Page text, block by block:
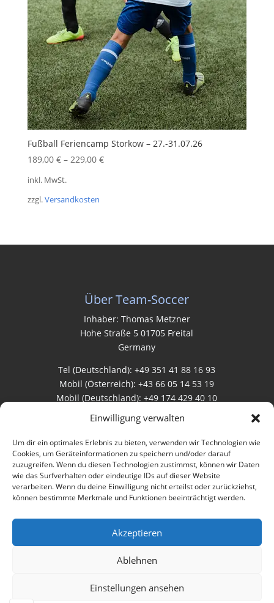
Einwilligung verwalten
Um dir ein optimales Erlebnis zu bieten, verwenden wir Technologien wie
Cookies, um Geräteinformationen zu speichern und/oder darauf
zuzugreifen. Wenn du diesen Technologien zustimmst, können wir Daten
wie das Surfverhalten oder eindeutige IDs auf dieser Website
verarbeiten. Wenn du deine Einwilligung nicht erteilst oder zurückziehst,
können bestimmte Merkmale und Funktionen beeinträchtigt werden.
Akzeptieren
Ablehnen
Einstellungen ansehen
Fußball Feriencamp Storkow – 27.-31.07.26
189,00 €– 229,00 €
inkl. MwSt.
zzgl.Versandkosten
Über Team-Soccer
Inhaber: Thomas Metzner
Hohe Straße 5 01705 Freital
Germany
Tel (Deutschland): +49 351 41 88 16 93
Mobil (Österreich): +43 66 05 14 53 19
Mobil (Deutschland): +49 174 429 40 10
Rechtliches
AGB
Datenschutz
Bewertungen